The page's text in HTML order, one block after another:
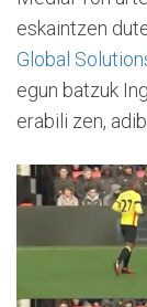
eskaintzen
Global
egun batzuk
erabili zen,